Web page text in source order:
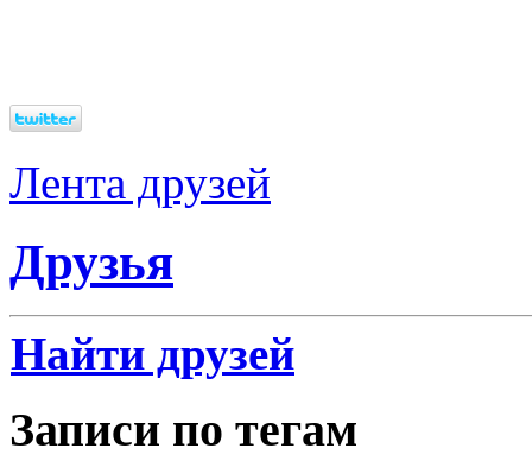
Лента друзей
Друзья
Найти друзей
Записи по тегам